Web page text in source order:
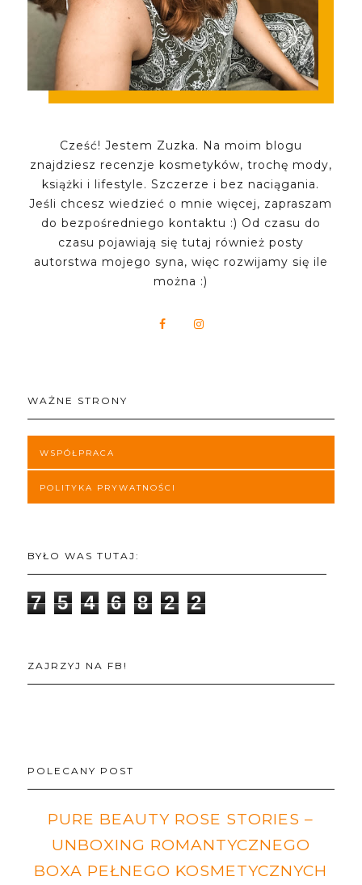
Cześć! Jestem Zuzka. Na moim blogu
znajdziesz recenzje kosmetyków, trochę mody,
książki i lifestyle. Szczerze i bez naciągania.
Jeśli chcesz wiedzieć o mnie więcej, zapraszam
do bezpośredniego kontaktu :) Od czasu do
czasu pojawiają się tutaj również posty
autorstwa mojego syna, więc rozwijamy się ile
można :)
WAŻNE STRONY
WSPÓŁPRACA
POLITYKA PRYWATNOŚCI
BYŁO WAS TUTAJ:
7 5 4 6 8 2 2
ZAJRZYJ NA FB!
POLECANY POST
PURE BEAUTY ROSE STORIES –
UNBOXING ROMANTYCZNEGO
BOXA PEŁNEGO KOSMETYCZNYCH